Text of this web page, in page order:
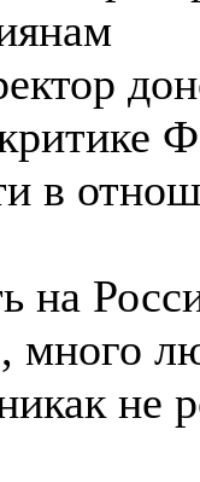
в
на
много
не